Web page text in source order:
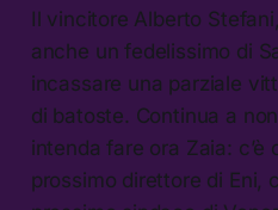
Il vincitore Alberto
anche un fedelissimo di
incassare una parziale
di batoste. Continua a
intenda fare ora Zaia: c’è
prossimo direttore di Eni,